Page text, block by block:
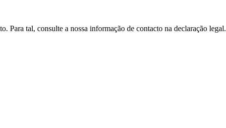
Para tal, consulte a nossa informação de contacto na declaração legal.